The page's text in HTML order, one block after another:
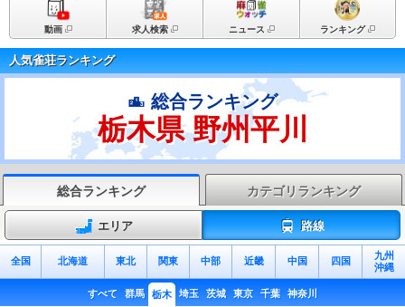
動画 求人検索 ニュース ランキング
人気雀荘ランキング
総合ランキング
栃木県 野州平川
総合ランキング カテゴリランキング
エリア 路線
全国 北海道 東北 関東 中部 近畿 中国 四国
九州
沖縄
すべて 群馬 栃木 埼玉 茨城 東京 千葉 神奈川